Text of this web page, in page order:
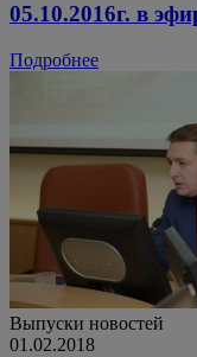
05.10.2016г. в
Подробнее
Выпуски новостей
01.02.2018